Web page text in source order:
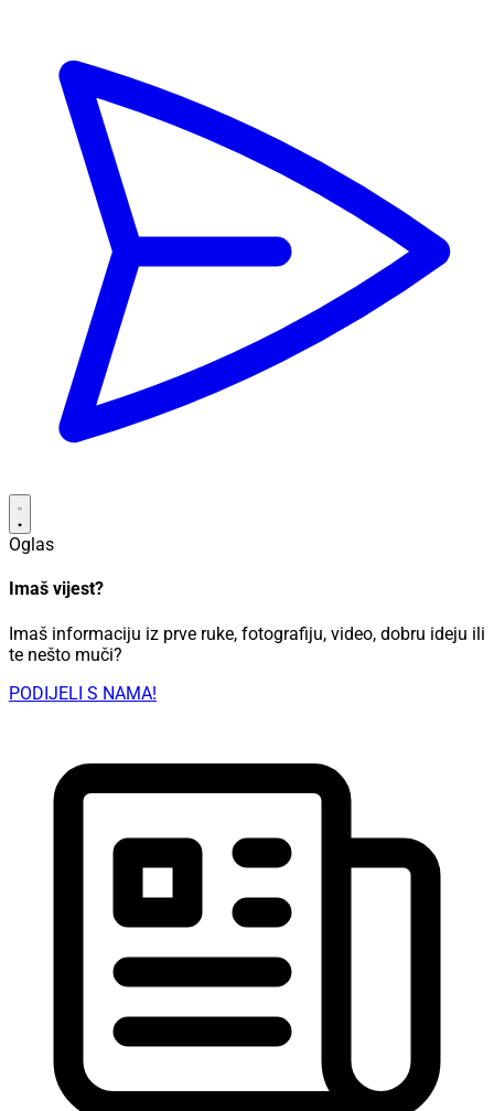
Oglas
Imaš vijest?
Imaš informaciju iz prve ruke, fotografiju, video, dobru ideju ili
te nešto muči?
PODIJELI S NAMA!